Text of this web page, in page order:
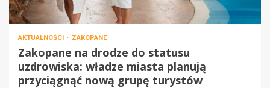
AKTUALNOŚCI ZAKOPANE
Zakopane na drodze do statusu
uzdrowiska: władze miasta planują
przyciągnąć nową grupę turystów